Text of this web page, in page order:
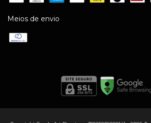
Meios de envio